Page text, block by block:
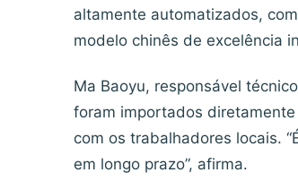
altamente automatizados,
modelo chinês de excelência
Ma Baoyu, responsável
foram importados
com os trabalhadores locais.
em longo prazo”, afirma.